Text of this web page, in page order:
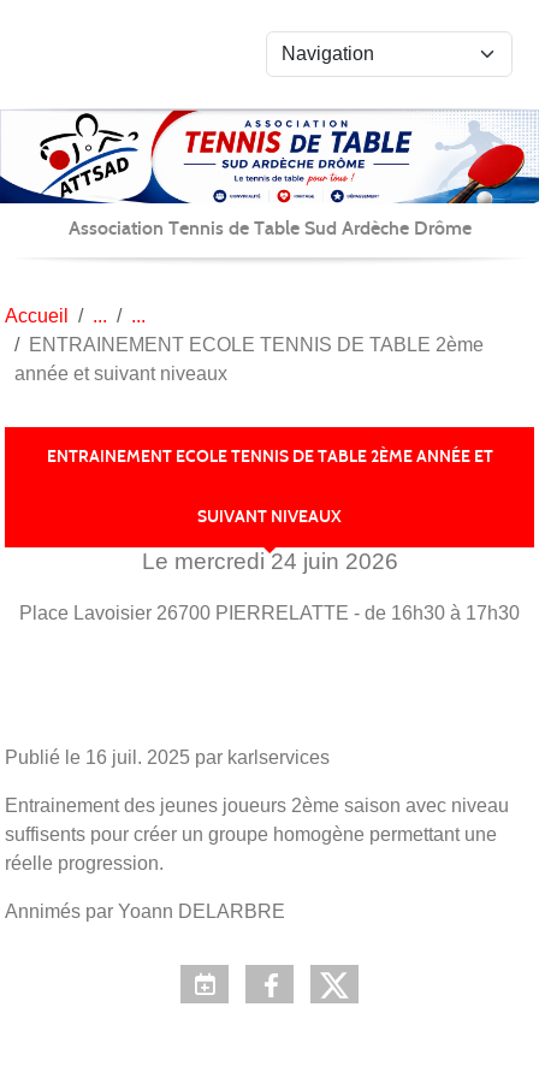
Association Tennis de Table Sud Ardèche Drôme
Accueil
ENTRAINEMENT ECOLE TENNIS DE TABLE 2ème
année et suivant niveaux
ENTRAINEMENT ECOLE TENNIS DE TABLE 2ÈME ANNÉE ET
SUIVANT NIVEAUX
Le mercredi24 juin 2026
Place Lavoisier 26700 PIERRELATTE - de 16h30 à 17h30
Publié le 16 juil. 2025 par karlservices
Entrainement des jeunes joueurs 2ème saison avec niveau
suffisents pour créer un groupe homogène permettant une
réelle progression.
Annimés par Yoann DELARBRE